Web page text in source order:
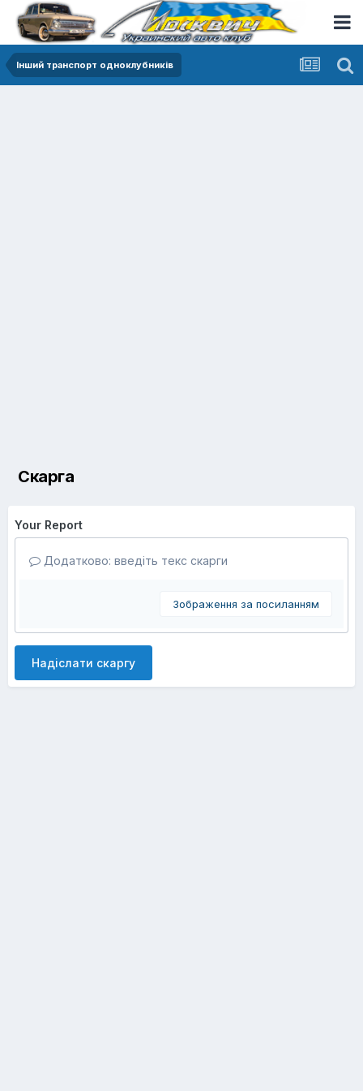
Інший транспорт одноклубників
Скарга
Your Report
Додатково: введіть текс скарги
Зображення за посиланням
Надіслати скаргу